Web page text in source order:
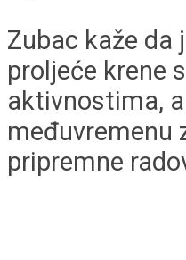
Zubac kaže da
proljeće krene
aktivnostima,
međuvremenu
pripremne